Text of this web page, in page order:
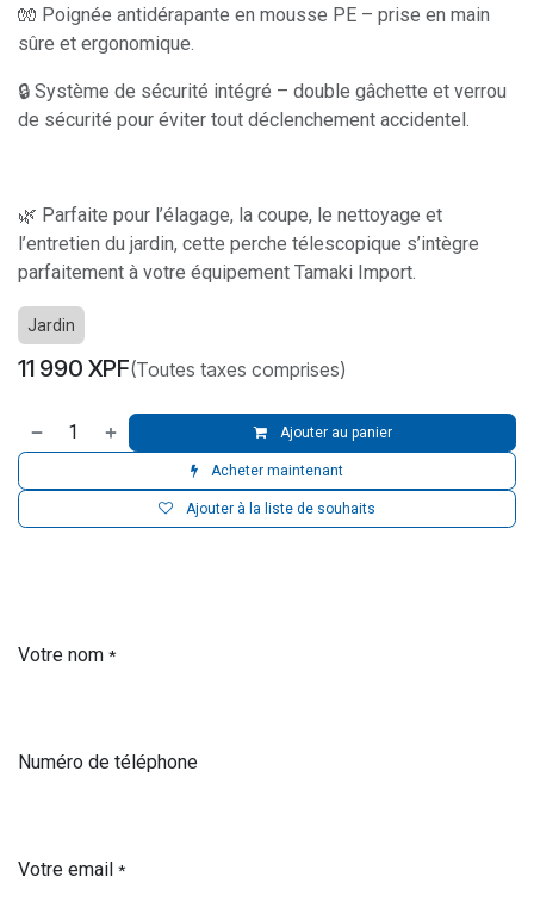
🧤 Poignée antidérapante en mousse PE – prise en main
sûre et ergonomique.
🔒 Système de sécurité intégré – double gâchette et verrou
de sécurité pour éviter tout déclenchement accidentel.
🌿 Parfaite pour l’élagage, la coupe, le nettoyage et
l’entretien du jardin, cette perche télescopique s’intègre
parfaitement à votre équipement Tamaki Import.
Jardin
11 990 XPF(Toutes taxes comprises)
Ajouter au panier
Acheter maintenant
Ajouter à la liste de souhaits
Votre nom *
Numéro de téléphone
Votre email *